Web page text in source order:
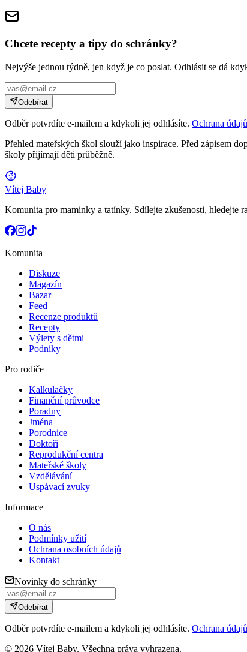
Chcete recepty a tipy do schránky?
Nejvýše jednou týdně, jen když je co poslat. Odhlásit se dá
Odebírat
Odběr potvrdíte e-mailem a kdykoli jej odhlásíte. Ochrana údajů
Přehled mateřských škol slouží jako inspirace. Před zápisem
školy přijímají děti průběžně.
Vítej Baby
Komunita pro maminky a tatínky. Sdílejte zkušenosti, hledejte
Komunita
Diskuze
Magazín
Bazar
Feed
Recenze produktů
Recepty
Výlety s dětmi
Podniky
Pro rodiče
Kalkulačky
Finanční průvodce
Poradny
Jména
Porodnice
Doktoři
Reprodukční centra
Mateřské školy
Vzdělávání
Uspávací zvuky
Informace
O nás
Podmínky užití
Ochrana osobních údajů
Kontakt
Novinky do schránky
Odebírat
Odběr potvrdíte e-mailem a kdykoli jej odhlásíte. Ochrana údajů
© 2026 Vítej Baby. Všechna práva vyhrazena.